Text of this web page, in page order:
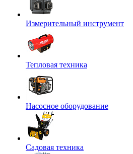
Измерительный инструмент
Тепловая техника
Насосное оборудование
Садовая техника